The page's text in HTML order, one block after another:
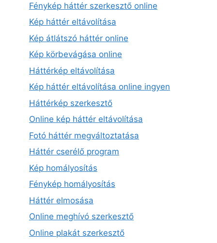
Fénykép háttér szerkesztő online
Kép háttér eltávolítása
Kép átlátszó háttér online
Kép körbevágása online
Háttérkép eltávolítása
Kép háttér eltávolítása online ingyen
Háttérkép szerkesztő
Online kép háttér eltávolítása
Fotó háttér megváltoztatása
Háttér cserélő program
Kép homályosítás
Fénykép homályosítás
Háttér elmosása
Online meghívó szerkesztő
Online plakát szerkesztő